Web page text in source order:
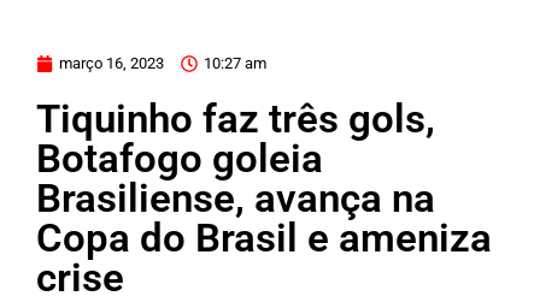
março 16, 2023 10:27 am
Tiquinho faz três gols,
Botafogo goleia
Brasiliense, avança na
Copa do Brasil e ameniza
crise